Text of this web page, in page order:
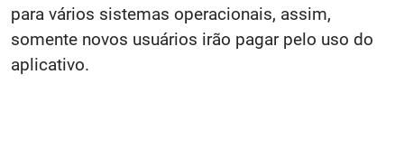
para vários sistemas operacionais, assim,
somente novos usuários irão pagar pelo uso do
aplicativo.